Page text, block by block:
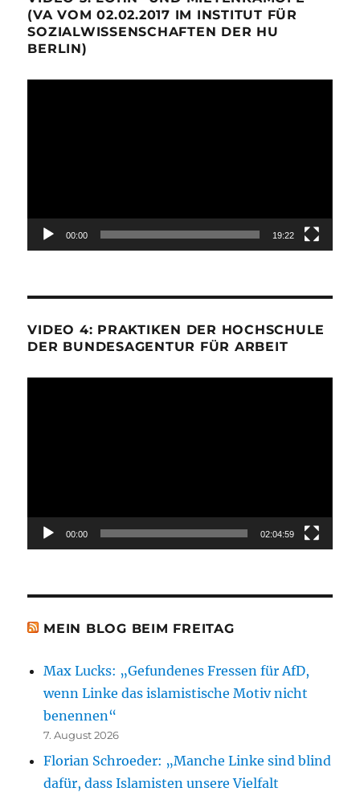
(VA VOM 02.02.2017 IM INSTITUT FÜR
SOZIALWISSENSCHAFTEN DER HU
BERLIN)
00:00 19:22
VIDEO 4: PRAKTIKEN DER HOCHSCHULE
DER BUNDESAGENTUR FÜR ARBEIT
00:00 02:04:59
MEIN BLOG BEIM FREITAG
Max Lucks: „Gefundenes Fressen für AfD,
wenn Linke das islamistische Motiv nicht
benennen“
7. August 2026
Florian Schroeder: „Manche Linke sind blind
dafür, dass Islamisten unsere Vielfalt